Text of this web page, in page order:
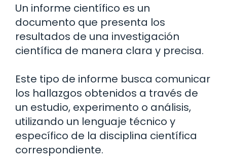
Un informe científico es un
documento que presenta los
resultados de una investigación
científica de manera clara y precisa.
Este tipo de informe busca comunicar
los hallazgos obtenidos a través de
un estudio, experimento o análisis,
utilizando un lenguaje técnico y
específico de la disciplina científica
correspondiente.